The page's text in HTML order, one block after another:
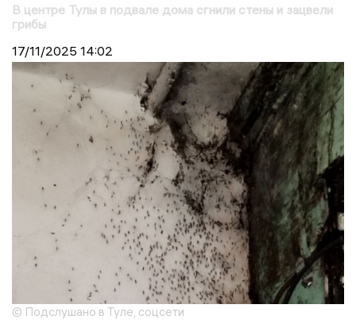
В центре Тулы в подвале дома сгнили стены и зацвели
грибы
17/11/2025 14:02
© Подслушано в Туле, соцсети